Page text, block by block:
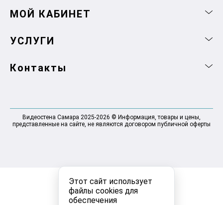
Этот сайт использует
файлы cookies для
обеспечения
МОЙ КАБИНЕТ
УСЛУГИ
Контакты
Видеостена Самара 2025-2026 © Информация, товары и цены,
представленные на сайте, не являются договором публичной оферты